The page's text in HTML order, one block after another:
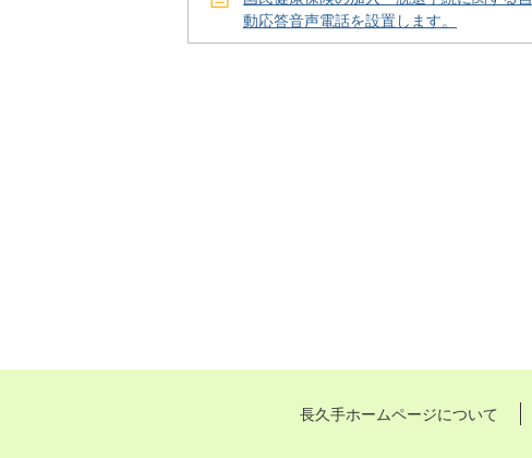
動応答音声電話を設置します。
長久手ホームページについて